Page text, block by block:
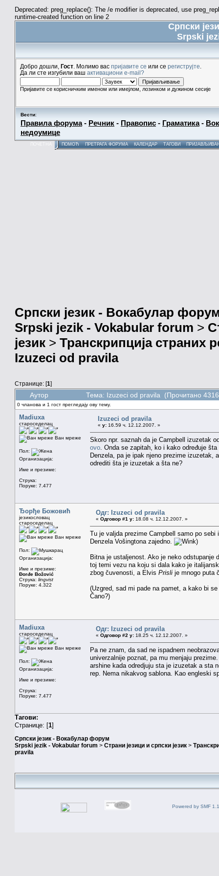
Deprecated: preg_replace(): The /e modifier is deprecated, use
runtime-created function on line 2
Српски
Srpski
Добро дошли, Гост . Молимо вас пријавите се или се региструјте
Да ли сте изгубили ваш активациони e-mail?
Пријавите се корисничким именом или имејлом, лозинком и дужином сесије
Вести:
Правила форума- Речник - Правопис - Граматика-
недоумице
ПОМОЋ ПРЕТРАГА ФОРУМА КАЛЕНДАР ТАГОВИ
Српски језик - Вокабулар
Srpski jezik - Vokabular forum >
језик > Транскрипција страних
Izuzeci od pravila
Странице: [1]
Аутор Тема: Izuzeci od pravila (Прочитано
0 чланова и 1 гост прегледају ову тему.
Madiuxa
староседелац
Ван мреже
Пол:
Организација:
Име и презиме:
Струка:
Поруке: 7.477
Izuzeci od pravila
« у: 16.59 ч. 12.12.2007. »
Skoro npr. saznah da je Campbell izuzetak
ovo . Onda se zapitah, ko i kako određuje
Denzela, pa je ipak njeno prezime izuzetak,
odrediti šta je izuzetak a šta ne?
Ђорђе Божовић
језикословац
староседелац
Ван мреже
Пол:
Организација:
Име и презиме:
Đorđe Božović
Струка: lingvist
Поруке: 4.322
Одг: Izuzeci od pravila
« Одговор #1 у: 18.08 ч. 12.12.2007. »
Tu je valjda prezime Campbell samo po
Denzela Vošingtona zajedno.
)
Bitna je ustaljenost. Ako je neko odstupanje
toj temi vezu na koju si dala kako je
zbog čuvenosti, a Elvis Prisli je mnogo puta
(Uzgred, sad mi pade na pamet, a kako bi
Čano?)
Madiuxa
староседелац
Ван мреже
Пол:
Организација:
Име и презиме:
Струка:
Поруке: 7.477
Одг: Izuzeci od pravila
« Одговор #2 у: 18.25 ч. 12.12.2007. »
Pa ne znam, da sad ne ispadnem
univerzalnije poznat, pa mu menjaju
arshine kada odredjuju sta je izuzetak a sta
rep. Nema nikakvog sablona. Kao engleski
Тагови:
Странице: [1]
Српски језик - Вокабулар форум
Srpski jezik - Vokabular forum > Страни језици и српски језик >
pravila
Powered by SMF